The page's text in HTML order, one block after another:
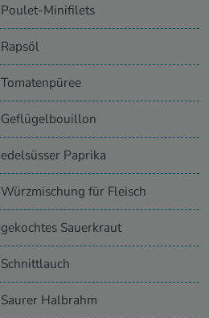
Poulet-Minifilets
Rapsöl
Tomatenpüree
Geflügelbouillon
edelsüsser Paprika
Würzmischung für Fleisch
gekochtes Sauerkraut
Schnittlauch
Saurer Halbrahm